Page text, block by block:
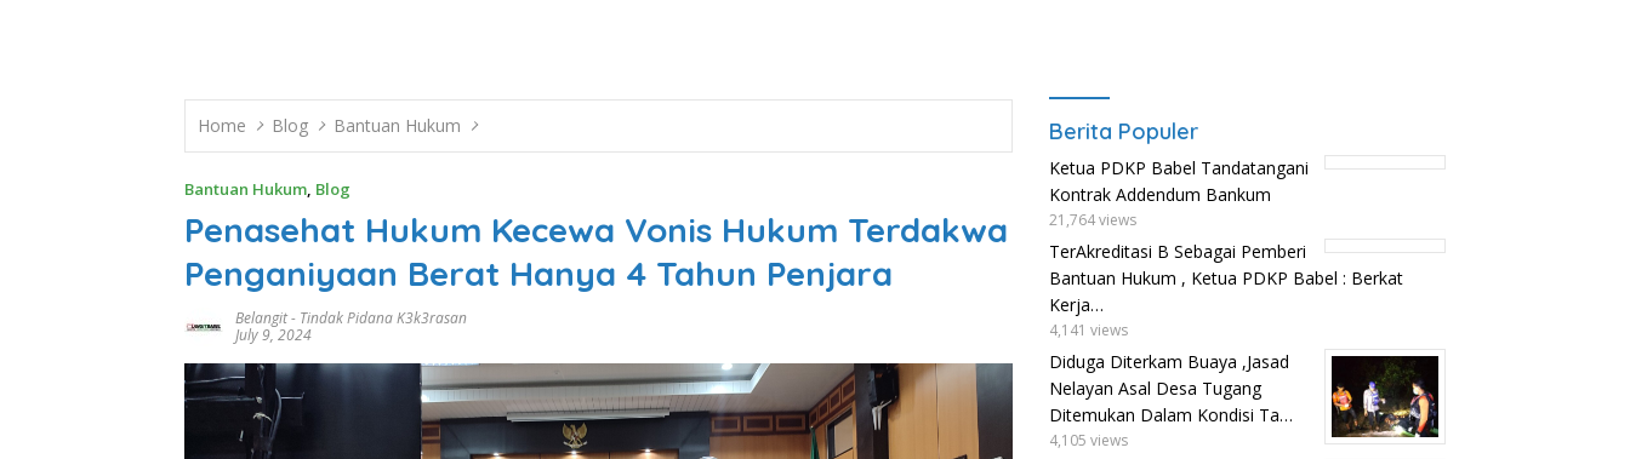
Home Blog Bantuan Hukum
Bantuan Hukum, Blog
Penasehat Hukum Kecewa Vonis Hukum Terdakwa
Penganiyaan Berat Hanya 4 Tahun Penjara
Belangit- Tindak Pidana K3k3rasan
July 9, 2024
Berita Populer
Ketua PDKP Babel Tandatangani
Kontrak Addendum Bankum
21,764 views
TerAkreditasi B Sebagai Pemberi
Bantuan Hukum , Ketua PDKP Babel : Berkat
Kerja…
4,141 views
Diduga Diterkam Buaya ,Jasad
Nelayan Asal Desa Tugang
Ditemukan Dalam Kondisi Ta…
4,105 views